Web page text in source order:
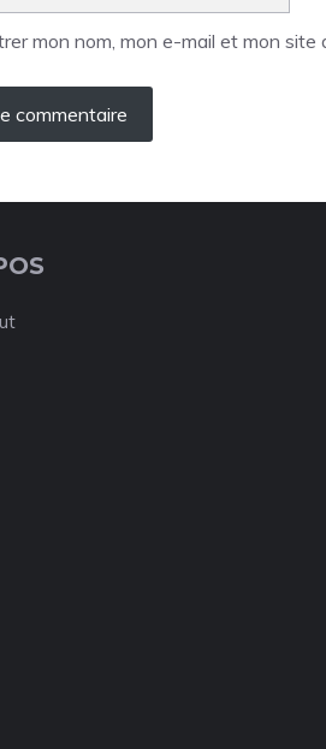
mon nom, mon e-mail et mon